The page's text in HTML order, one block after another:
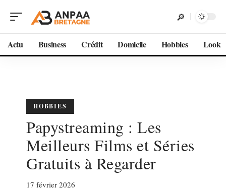
Actu Business Crédit Domicile Hobbies Look
HOBBIES
Papystreaming : Les
Meilleurs Films et Séries
Gratuits à Regarder
17 février 2026